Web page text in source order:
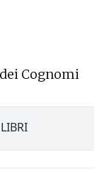
Cognomi
LIBRI